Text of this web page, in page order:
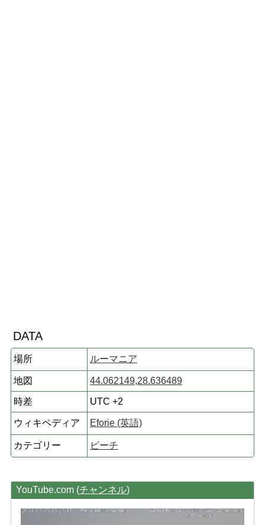
DATA
場所 ルーマニア
地図 44.062149,28.636489
時差 UTC +2
ウィキペディア Eforie (英語)
カテゴリー ビーチ
YouTube.com (チャンネル)